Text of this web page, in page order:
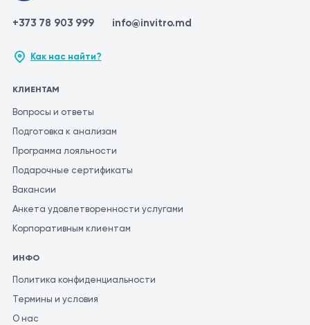
+373 78 903 999 info@invitro.md
Как нас найти?
КЛИЕНТАМ
Вопросы и ответы
Подготовка к анализам
Программа лояльности
Подарочные сертификаты
Вакансии
Анкета удовлетворенности услугами
Корпоративным клиентам
ИНФО
Политика конфиденциальности
Термины и условия
О нас